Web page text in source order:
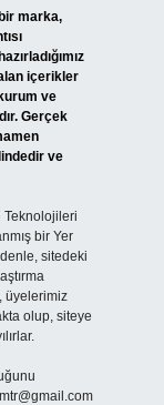
marka,
içerikler
ve
Gerçek
ve
Teknolojileri
bir Yer
sitedeki
üyelerimiz
olup, siteye